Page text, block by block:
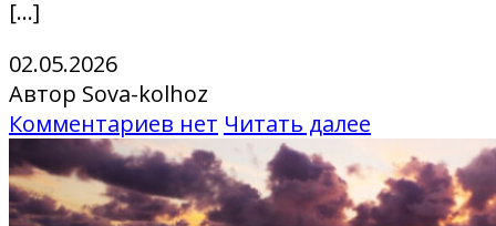
[…]
02.05.2026
Автор Sova-kolhoz
Комментариев нет Читать далее